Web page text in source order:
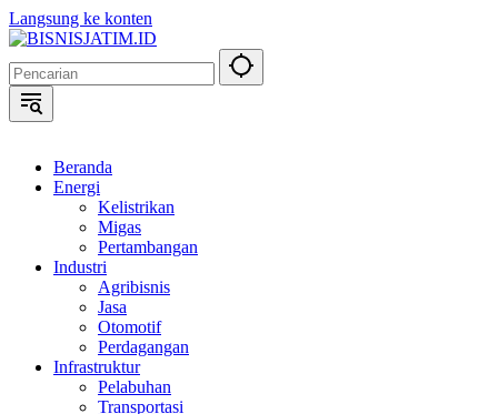
Langsung ke konten
Beranda
Energi
Kelistrikan
Migas
Pertambangan
Industri
Agribisnis
Jasa
Otomotif
Perdagangan
Infrastruktur
Pelabuhan
Transportasi